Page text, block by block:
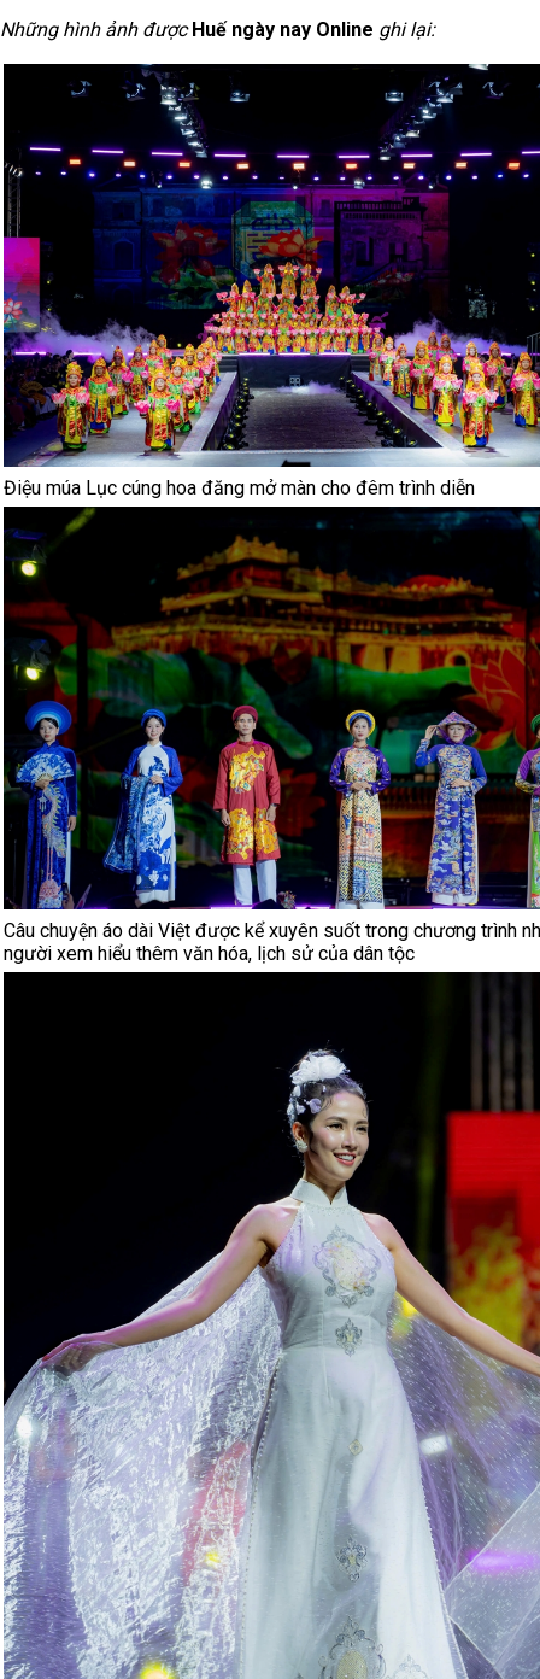
Những hình ảnh đượcHuế ngày nay Online ghi lại:
Điệu múa Lục cúng hoa đăng mở màn cho đêm trình diễn
Câu chuyện áo dài Việt được kể xuyên suốt trong chương trình
người xem hiểu thêm văn hóa, lịch sử của dân tộc